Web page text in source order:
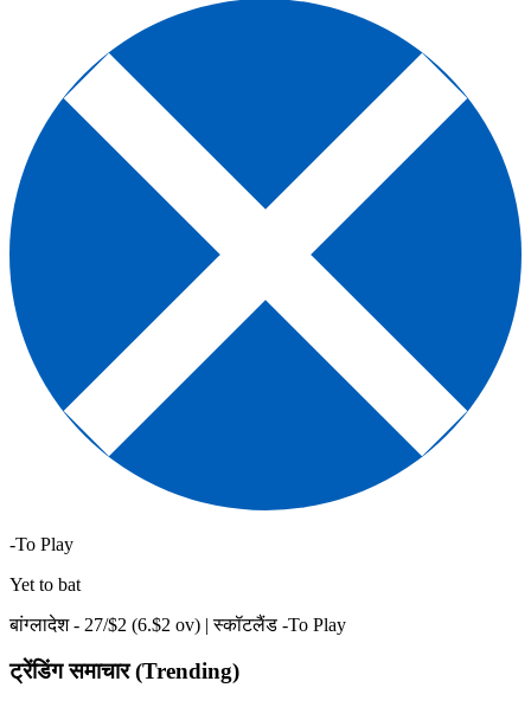
-To Play
Yet to bat
बांग्लादेश - 27/$2 (6.$2 ov) | स्कॉटलैंड -To Play
ट्रेंडिंग समाचार (Trending)